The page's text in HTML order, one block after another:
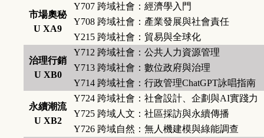
市場奧秘
U XA9
Y707 跨域社會：經濟學入門
Y708 跨域社會：產業發展與社會責任
Y215 跨域社會：貿易與全球化
治理行銷
U XB0
Y712 跨域社會：公共人力資源管理
Y713 跨域社會：數位政府與治理
Y714 跨域社會：行政管理ChatGPT詠唱指南
永續潮流
U XB2
Y724 跨域社會：社會設計、企劃與AI實踐力
Y725 跨域人文：社區採訪與永續傳播
Y726 跨域自然：無人機建模與綠能調查